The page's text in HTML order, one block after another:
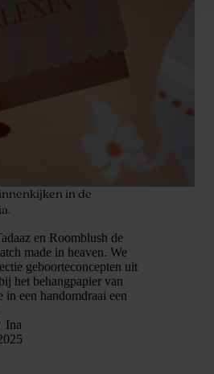
in de
en Roomblush de
made in heaven. We
geboorteconcepten uit
het behangpapier van
een handomdraai een
Ina